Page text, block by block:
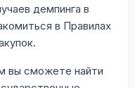
демпинга в
в Правилах
вы сможете найти